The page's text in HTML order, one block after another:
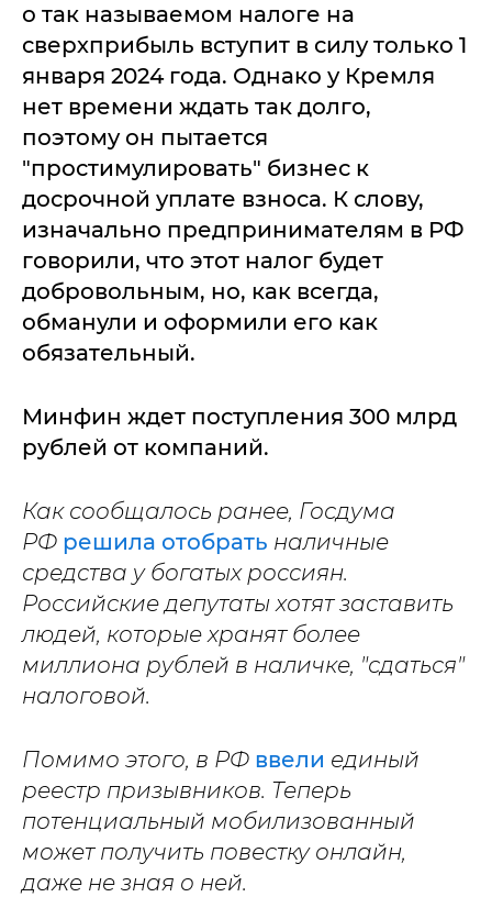
о так называемом налоге на
сверхприбыль вступит в силу только 1
января 2024 года. Однако у Кремля
нет времени ждать так долго,
поэтому он пытается
"простимулировать" бизнес к
досрочной уплате взноса. К слову,
изначально предпринимателям в РФ
говорили, что этот налог будет
добровольным, но, как всегда,
обманули и оформили его как
обязательный.
Минфин ждет поступления 300 млрд
рублей от компаний.
Как сообщалось ранее, Госдума
РФ решила отобрать наличные
средства у богатых россиян.
Российские депутаты хотят заставить
людей, которые хранят более
миллиона рублей в наличке, "сдаться"
налоговой.
Помимо этого, в РФ ввели единый
реестр призывников. Теперь
потенциальный мобилизованный
может получить повестку онлайн,
даже не зная о ней.